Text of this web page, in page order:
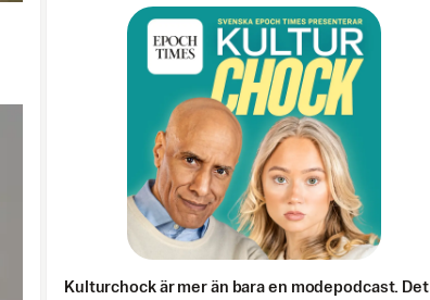
Kulturchock är mer än bara en modepodcast. Det